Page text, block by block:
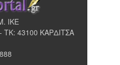
ΙΚΕ
43100 ΚΑΡΔΙΤΣΑ